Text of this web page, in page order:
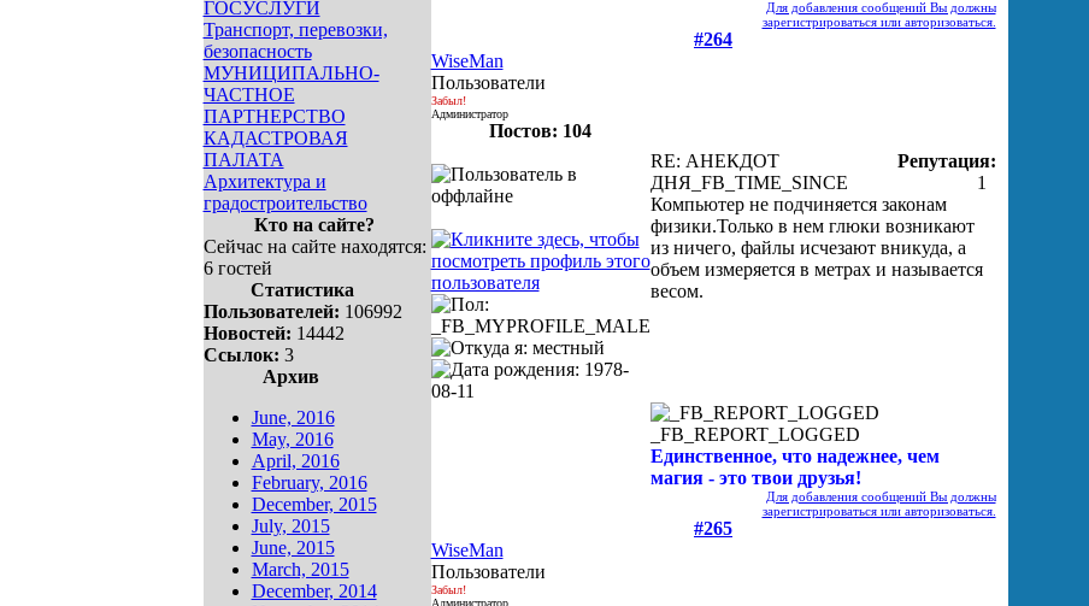
ГОСУСЛУГИ
Транспорт, перевозки,
безопасность
МУНИЦИПАЛЬНО-
ЧАСТНОЕ
ПАРТНЕРСТВО
КАДАСТРОВАЯ
ПАЛАТА
Архитектура и
градостроительство
Кто на сайте?
Сейчас на сайте находятся:
6 гостей
Статистика
Пользователей: 106992
Новостей: 14442
Ссылок: 3
Архив
June, 2016
May, 2016
April, 2016
February, 2016
December, 2015
July, 2015
June, 2015
March, 2015
December, 2014
Для добавления сообщений Вы должны
зарегистрироваться или авторизоваться.
#264
WiseMan
Пользователи
Забыл!
Администратор
Постов: 104
RE: АНЕКДОТ
ДНЯ_FB_TIME_SINCE
Репутация:
1
Компьютер не подчиняется законам
физики.Только в нем глюки возникают
из ничего, файлы исчезают вникуда, а
объем измеряется в метрах и называется
весом.
_FB_REPORT_LOGGED
Единственное, что надежнее, чем
магия - это твои друзья!
Для добавления сообщений Вы должны
зарегистрироваться или авторизоваться.
#265
WiseMan
Пользователи
Забыл!
Администратор